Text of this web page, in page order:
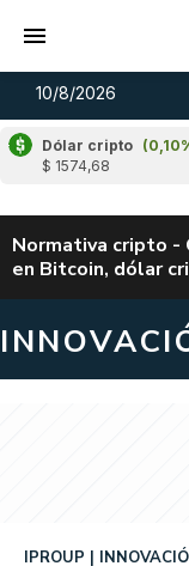
10/8/2026
Dólar cripto
$ 1574,68
(-0,43%)
Normativa cripto -
en Bitcoin, dólar
IPROUP